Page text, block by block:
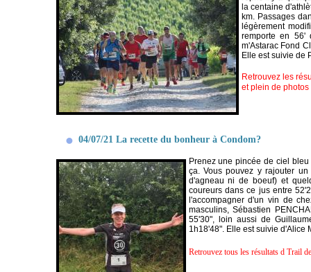
la centaine
km. Passages
légèrement
remporte en 56'
m'Astarac Fond
Elle est suivie de
Retrouvez les
et plein de photos
04/07/21 La recette du bonheur à Condom?
Prenez une pincée de ciel
ça. Vous pouvez y rajouter
d'agneau ni de boeuf) et
coureurs dans ce jus entre
l'accompagner d'un vin de
masculins, Sébastien
55'30", loin aussi de
1h18'48". Elle est suivie d'Alice
Retrouvez tous les résultats d Trail